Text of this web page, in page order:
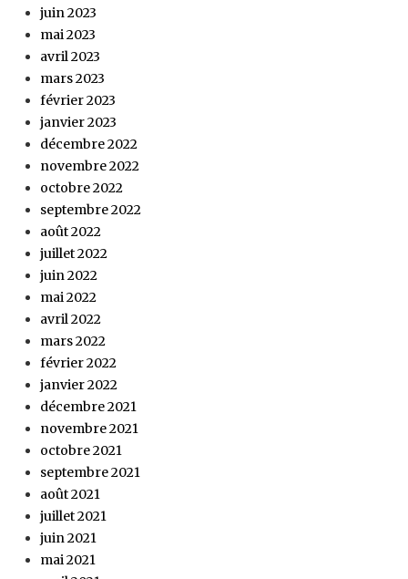
juin 2023
mai 2023
avril 2023
mars 2023
février 2023
janvier 2023
décembre 2022
novembre 2022
octobre 2022
septembre 2022
août 2022
juillet 2022
juin 2022
mai 2022
avril 2022
mars 2022
février 2022
janvier 2022
décembre 2021
novembre 2021
octobre 2021
septembre 2021
août 2021
juillet 2021
juin 2021
mai 2021